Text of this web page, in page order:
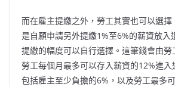
而在雇主提繳之外，勞工其實也可以選
是自願申請另外提繳1%至6%的薪資放入
提繳的幅度可以自行選擇。這筆錢會由
勞工每個月最多可以存入薪資的12%進
包括雇主至少負擔的6%，以及勞工最多